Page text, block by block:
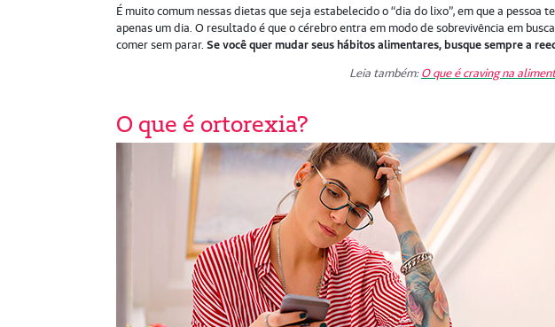
É muito comum nessas dietas que seja estabelecido o “dia do lixo”, em que a pessoa
apenas um dia. O resultado é que o cérebro entra em modo de sobrevivência em
comer sem parar.Se você quer mudar seus hábitos alimentares, busque sempre a
Leia também:O que é craving na
O que é ortorexia?